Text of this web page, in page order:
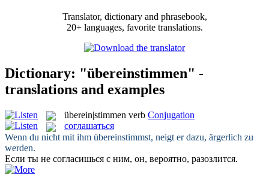
Translator, dictionary and phrasebook,
20+ languages, favorite translations.
Dictionary: "übereinstimmen" -
translations and examples
überein|stimmen verb Conjugation
соглашаться
Wenn du nicht mit ihm übereinstimmst, neigt er dazu, ärgerlich zu
werden.
Если ты не согласишься с ним, он, вероятно, разозлится.